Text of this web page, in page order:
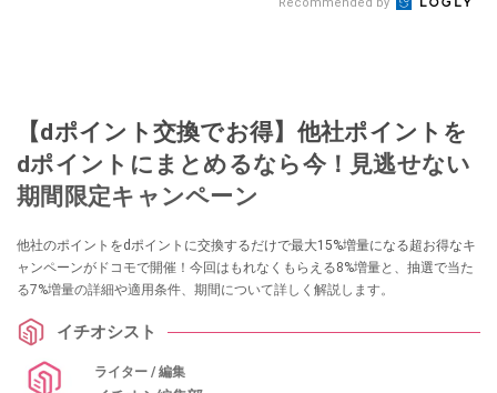
【dポイント交換でお得】他社ポイントを
dポイントにまとめるなら今！見逃せない
期間限定キャンペーン
他社のポイントをdポイントに交換するだけで最大15%増量になる超お得なキ
ャンペーンがドコモで開催！今回はもれなくもらえる8%増量と、抽選で当た
る7%増量の詳細や適用条件、期間について詳しく解説します。
イチオシスト
ライター / 編集